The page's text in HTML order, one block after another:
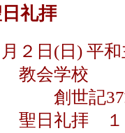
礼拝
月２日(日) 平
会学校 ９
世記37章
日礼拝 １